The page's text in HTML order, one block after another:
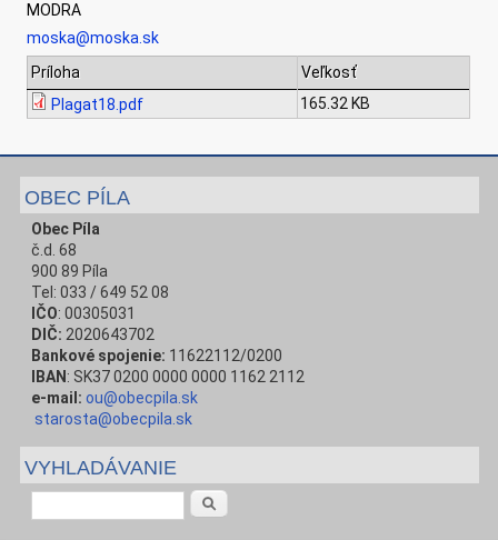
MODRA
moska@moska.sk
Príloha
Veľkosť
Plagat18.pdf
165.32 KB
OBEC PÍLA
Obec Píla
č.d. 68
900 89 Píla
Tel: 033 / 649 52 08
IČO: 00305031
DIČ: 2020643702
Bankové spojenie: 11622112/0200
IBAN : SK37 0200 0000 0000 1162 2112
e-mail: ou@obecpila.sk
starosta@obecpila.sk
VYHLADÁVANIE